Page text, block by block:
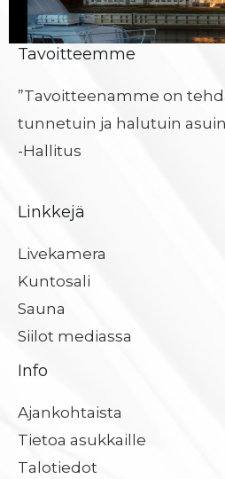
Tavoitteemme
”Tavoitteenamme on
tunnetuin ja halutuin
-Hallitus
Linkkejä
Livekamera
Kuntosali
Sauna
Siilot mediassa
Info
Ajankohtaista
Tietoa asukkaille
Talotiedot